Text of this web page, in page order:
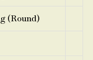
(Round)